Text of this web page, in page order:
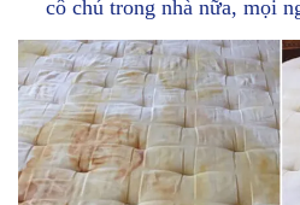
cô chú trong nhà nữa, mọi